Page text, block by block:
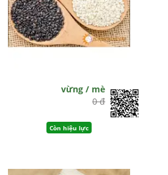
vừng / mè
0 đ
Còn hiệu lực